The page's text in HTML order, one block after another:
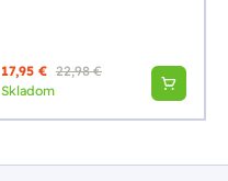
17,95 € 22,98 €
Skladom